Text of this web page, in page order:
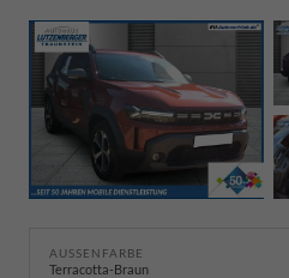
AUSSENFARBE
Terracotta-Braun